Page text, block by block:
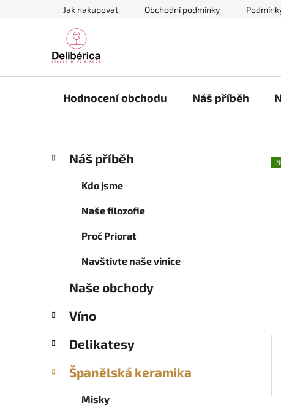
Jak nakupovat Obchodní podmínky
Hodnocení obchodu Náš příběh
P
a
e
Přeskočit
kategorie
a
Náš příběh
Kdo jsme
Naše filozofie
Proč Priorat
Navštivte naše vinice
Naše obchody
Víno
Delikatesy
Španělská keramika
Misky